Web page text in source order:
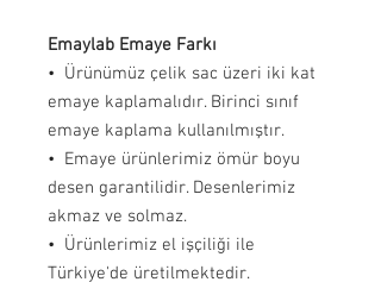
Emaylab Emaye Farkı
•⁠ ⁠Ürünümüz çelik sac üzeri iki kat
emaye kaplamalıdır. Birinci sınıf
emaye kaplama kullanılmıştır.
•⁠ ⁠Emaye ürünlerimiz ömür boyu
desen garantilidir. Desenlerimiz
akmaz ve solmaz.
•⁠ ⁠Ürünlerimiz el işçiliği ile
Türkiye'de üretilmektedir.